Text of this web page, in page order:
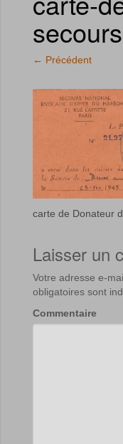
← Précédent
carte de Donateur
Laisser un
Votre adresse e-
obligatoires sont
Commentaire